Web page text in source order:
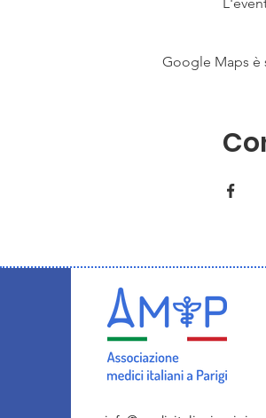
Google Maps è